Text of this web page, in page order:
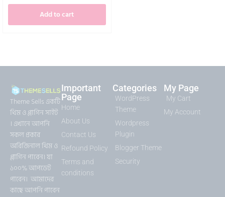
Add to cart
Theme Sells একটি
থিম ও প্লাগিন সাইট
। এখানে আপনি
সকল প্রকার
অরিজিনাল থিম ও
প্লাগিন পাবেন। যা
১০০% আপডেট
পাবেন। আমাদের
কাছে আপনি পাবেন
Important
Page
Home
About Us
Contact Us
Refound Policy
Terms and
conditions
Categories
WordPress
Theme
Wordpress
Plugin
Blogger Theme
Security
My Page
My Cart
My Account